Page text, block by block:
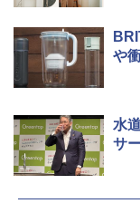
や
水
サ